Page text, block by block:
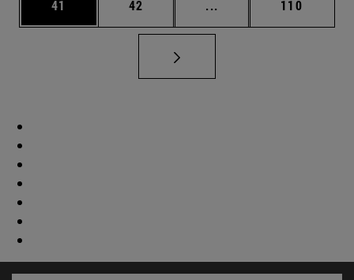
Página
41 Página
42 ... Páginas intermedias
Página
110